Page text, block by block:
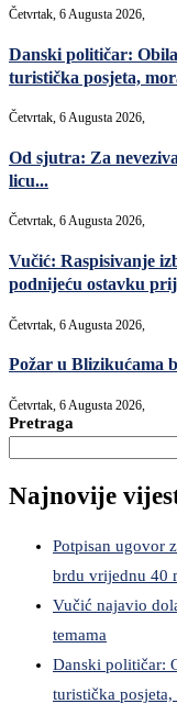
Četvrtak, 6 Augusta 2026,
Danski političar:
turistička posjeta,
Četvrtak, 6 Augusta 2026,
Od sjutra: Za
licu...
Četvrtak, 6 Augusta 2026,
Vučić: Raspisivanje
podnijeću ostavku
Četvrtak, 6 Augusta 2026,
Požar u Blizikućama
Četvrtak, 6 Augusta 2026,
Pretraga
Najnovije
Potpisan ugovor
brdu vrijednu 40
Vučić najavio
temama
Danski političar:
turistička